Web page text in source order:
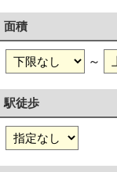
面積
～
駅徒歩